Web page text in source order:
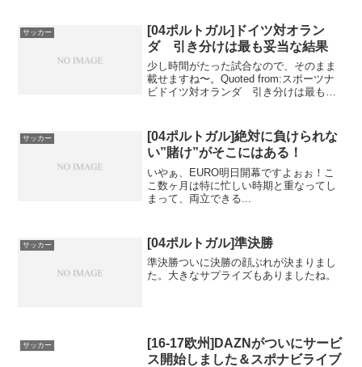
サッカー
[04ポルトガル]ドイツ対オラン
ダ 引き分けは最も妥当な結果
少し時間がたった試合なので、そのまま
載せますね〜。Quoted from:スポーツナ
ビドイツ対オランダ 引き分けは最も妥
サッカー
[04ポルトガル]絶対に負けられな
い”賭け”がそこにはある！
いやぁ、EURO明日開幕ですよぉぉ！こ
こ数ヶ月は特に忙しい時期と重なってし
まって、両立できる...
サッカー [04ポルトガル]準決勝
準決勝ついに決勝の顔ぶれが決まりまし
た。大きなサプライズもありましたね。
サッカー
[16-17欧州]DAZNがついにサービ
ス開始しました＆スポナビライブ